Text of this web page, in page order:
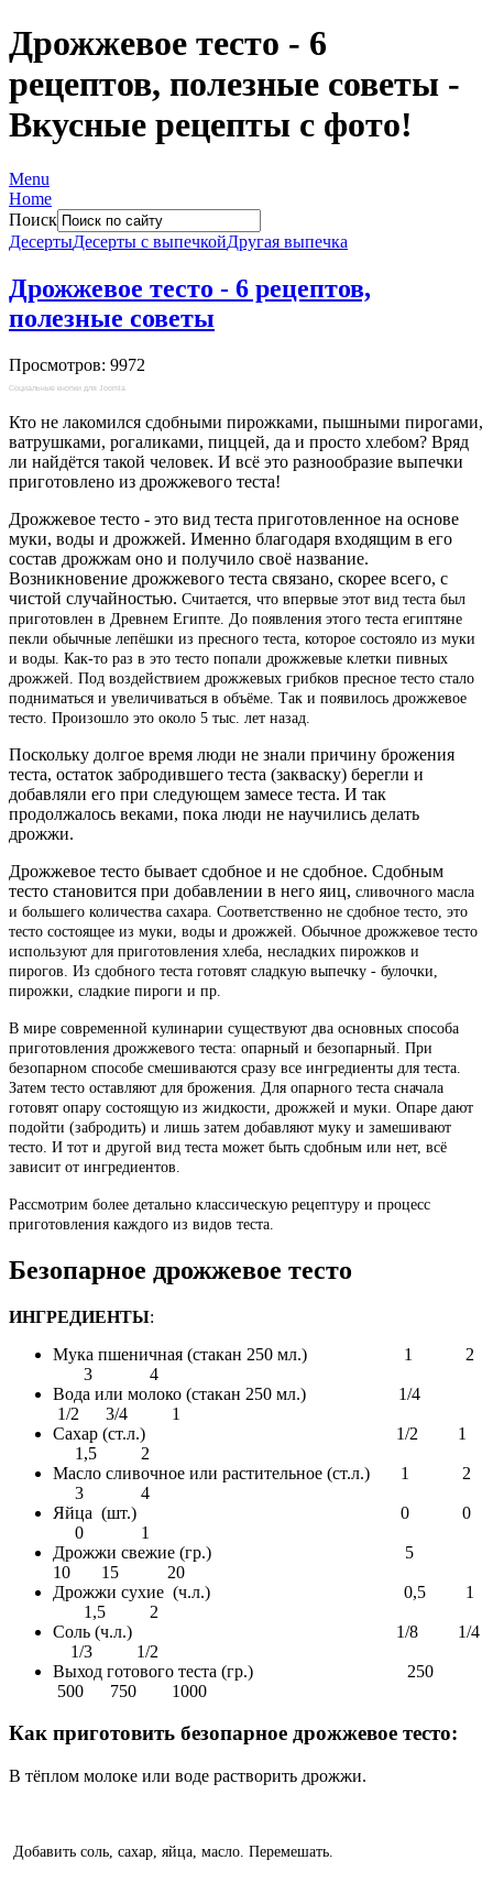
Дрожжевое тесто - 6
рецептов, полезные советы -
Вкусные рецепты с фото!
Menu
Home
Поиск
ДесертыДесерты с выпечкойДругая выпечка
Дрожжевое тесто - 6 рецептов,
полезные советы
Просмотров: 9972
Социальные кнопки для Joomla
Кто не лакомился сдобными пирожками, пышными пирогами,
ватрушками, рогаликами, пиццей, да и просто хлебом? Вряд
ли найдётся такой человек. И всё это разнообразие выпечки
приготовлено из дрожжевого теста!
Дрожжевое тесто - это вид теста приготовленное на основе
муки, воды и дрожжей. Именно благодаря входящим в его
состав дрожжам оно и получило своё название.
Возникновение дрожжевого теста связано, скорее всего, с
чистой случайностью. Считается, что впервые этот вид теста был
приготовлен в Древнем Египте. До появления этого теста египтяне
пекли обычные лепёшки из пресного теста, которое состояло из муки
и воды. Как-то раз в это тесто попали дрожжевые клетки пивных
дрожжей. Под воздействием дрожжевых грибков пресное тесто стало
подниматься и увеличиваться в объёме. Так и появилось дрожжевое
тесто. Произошло это около 5 тыс. лет назад.
Поскольку долгое время люди не знали причину брожения
теста, остаток забродившего теста (закваску) берегли и
добавляли его при следующем замесе теста. И так
продолжалось веками, пока люди не научились делать
дрожжи.
Дрожжевое тесто бывает сдобное и не сдобное. Сдобным
тесто становится при добавлении в него яиц, сливочного масла
и большего количества сахара. Соответственно не сдобное тесто, это
тесто состоящее из муки, воды и дрожжей. Обычное дрожжевое тесто
используют для приготовления хлеба, несладких пирожков и
пирогов. Из сдобного теста готовят сладкую выпечку - булочки,
пирожки, сладкие пироги и пр.
В мире современной кулинарии существуют два основных способа
приготовления дрожжевого теста: опарный и безопарный. При
безопарном способе смешиваются сразу все ингредиенты для теста.
Затем тесто оставляют для брожения. Для опарного теста сначала
готовят опару состоящую из жидкости, дрожжей и муки. Опаре дают
подойти (забродить) и лишь затем добавляют муку и замешивают
тесто. И тот и другой вид теста может быть сдобным или нет, всё
зависит от ингредиентов.
Рассмотрим более детально классическую рецептуру и процесс
приготовления каждого из видов теста.
Безопарное дрожжевое тесто
ИНГРЕДИЕНТЫ:
Мука пшеничная (стакан 250 мл.) 1 2
3 4
Вода или молоко (стакан 250 мл.) 1/4
1/2 3/4 1
Сахар (ст.л.) 1/2 1
1,5 2
Масло сливочное или растительное (ст.л.) 1 2
3 4
Яйца (шт.) 0 0
0 1
Дрожжи свежие (гр.) 5
10 15 20
Дрожжи сухие (ч.л.) 0,5 1
1,5 2
Соль (ч.л.) 1/8 1/4
1/3 1/2
Выход готового теста (гр.) 250
500 750 1000
Как приготовить безопарное дрожжевое тесто:
В тёплом молоке или воде растворить дрожжи.
Добавить соль, сахар, яйца, масло. Перемешать.